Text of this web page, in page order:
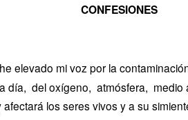
CONFESIONES
elevado mi voz por la
día, del oxígeno, atmósfera, medio
los seres vivos y a su